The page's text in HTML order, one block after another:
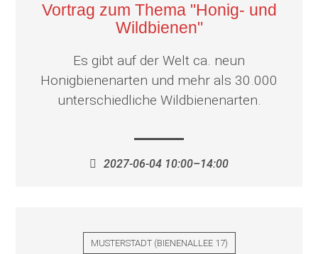
Vortrag zum Thema "Honig- und
Wildbienen"
Es gibt auf der Welt ca. neun
Honigbienenarten und mehr als 30.000
unterschiedliche Wildbienenarten.
2027-06-04 10:00–14:00
MUSTERSTADT(BIENENALLEE 17)